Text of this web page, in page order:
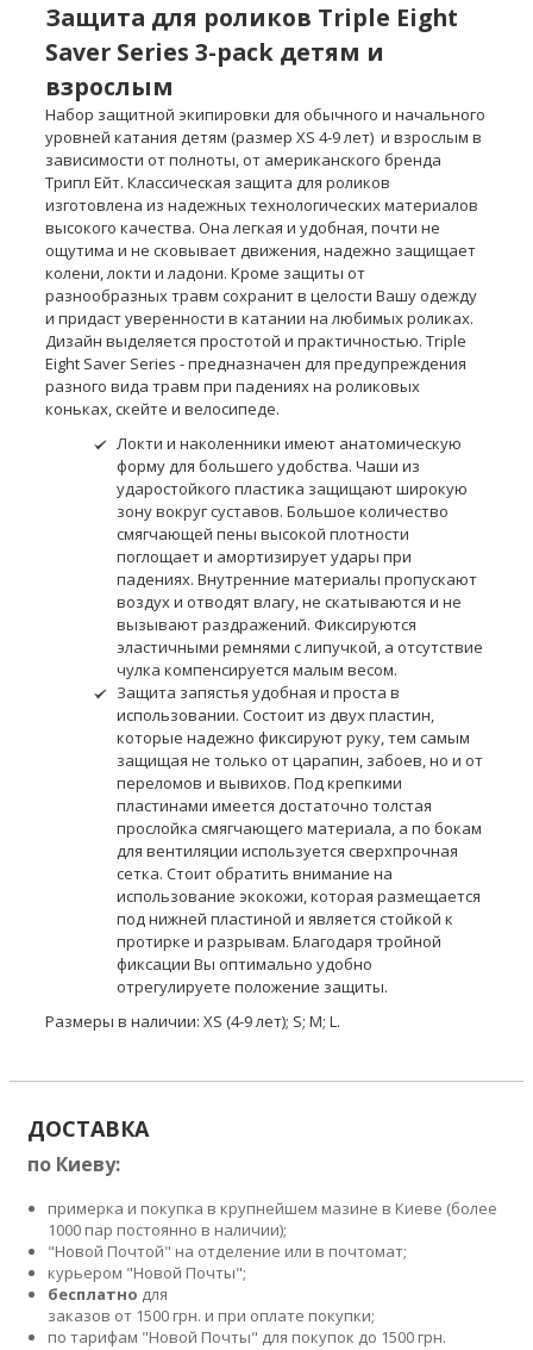
Защита для роликов Triple Eight
Saver Series 3-расk детям и
взрослым
Набор защитной экипировки для обычного и начального
уровней катания детям (размер XS 4-9 лет) и взрослым в
зависимости от полноты, от американского бренда
Трипл Ейт. Классическая защита для роликов
изготовлена из надежных технологических материалов
высокого качества. Она легкая и удобная, почти не
ощутима и не сковывает движения, надежно защищает
колени, локти и ладони. Кроме защиты от
разнообразных травм сохранит в целости Вашу одежду
и придаст уверенности в катании на любимых роликах.
Дизайн выделяется простотой и практичностью. Triple
Eight Saver Series - предназначен для предупреждения
разного вида травм при падениях на роликовых
коньках, скейте и велосипеде.
Локти и наколенники имеют анатомическую
форму для большего удобства. Чаши из
ударостойкого пластика защищают широкую
зону вокруг суставов. Большое количество
смягчающей пены высокой плотности
поглощает и амортизирует удары при
падениях. Внутренние материалы пропускают
воздух и отводят влагу, не скатываются и не
вызывают раздражений. Фиксируются
эластичными ремнями с липучкой, а отсутствие
чулка компенсируется малым весом.
Защита запястья удобная и проста в
использовании. Состоит из двух пластин,
которые надежно фиксируют руку, тем самым
защищая не только от царапин, забоев, но и от
переломов и вывихов. Под крепкими
пластинами имеется достаточно толстая
прослойка смягчающего материала, а по бокам
для вентиляции используется сверхпрочная
сетка. Стоит обратить внимание на
использование экокожи, которая размещается
под нижней пластиной и является стойкой к
протирке и разрывам. Благодаря тройной
фиксации Вы оптимально удобно
отрегулируете положение защиты.
Размеры в наличии: XS (4-9 лет); S; M; L.
ДОСТАВКА
по Киеву:
примерка и покупка в крупнейшем мазине в Киеве (более
1000 пар постоянно в наличии);
"Новой Почтой" на отделение или в почтомат;
курьером "Новой Почты";
бесплатно для
заказов от 1500 грн. и при оплате покупки;
по тарифам "Новой Почты" для покупок до 1500 грн.